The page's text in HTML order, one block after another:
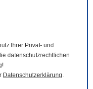
Ihrer Privat- und
datenschutzrechtlichen
Datenschutzerklärung.